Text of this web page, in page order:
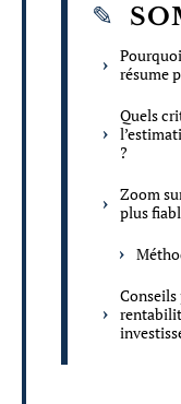
résume
Quels
?
Zoom
plus